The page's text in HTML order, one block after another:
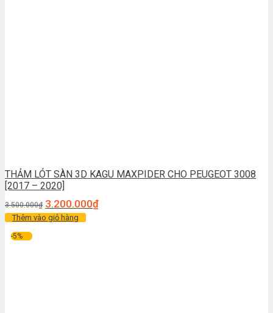
THẢM LÓT SÀN 3D KAGU MAXPIDER CHO PEUGEOT 3008
[2017 – 2020]
3.500.000₫ 3.200.000₫
Thêm vào giỏ hàng
-5%